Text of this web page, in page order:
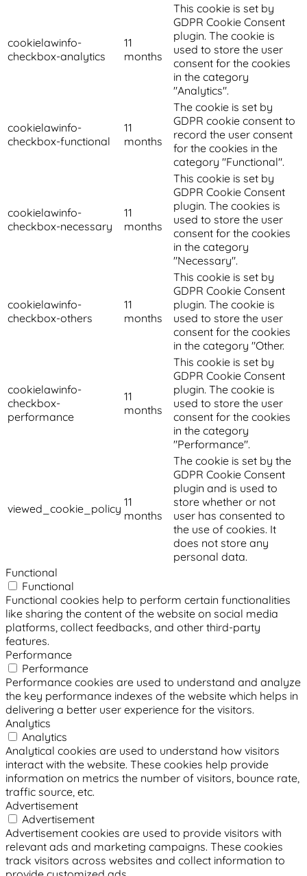
cookielawinfo-
checkbox-analytics
11
months
This cookie is set by
GDPR Cookie Consent
plugin. The cookie is
used to store the user
consent for the cookies
in the category
"Analytics".
cookielawinfo-
checkbox-functional
11
months
The cookie is set by
GDPR cookie consent to
record the user consent
for the cookies in the
category "Functional".
cookielawinfo-
checkbox-necessary
11
months
This cookie is set by
GDPR Cookie Consent
plugin. The cookies is
used to store the user
consent for the cookies
in the category
"Necessary".
cookielawinfo-
checkbox-others
11
months
This cookie is set by
GDPR Cookie Consent
plugin. The cookie is
used to store the user
consent for the cookies
in the category "Other.
cookielawinfo-
checkbox-
performance
11
months
This cookie is set by
GDPR Cookie Consent
plugin. The cookie is
used to store the user
consent for the cookies
in the category
"Performance".
viewed_cookie_policy 11
months
The cookie is set by the
GDPR Cookie Consent
plugin and is used to
store whether or not
user has consented to
the use of cookies. It
does not store any
personal data.
Functional
Functional
Functional cookies help to perform certain functionalities
like sharing the content of the website on social media
platforms, collect feedbacks, and other third-party
features.
Performance
Performance
Performance cookies are used to understand and analyze
the key performance indexes of the website which helps in
delivering a better user experience for the visitors.
Analytics
Analytics
Analytical cookies are used to understand how visitors
interact with the website. These cookies help provide
information on metrics the number of visitors, bounce rate,
traffic source, etc.
Advertisement
Advertisement
Advertisement cookies are used to provide visitors with
relevant ads and marketing campaigns. These cookies
track visitors across websites and collect information to